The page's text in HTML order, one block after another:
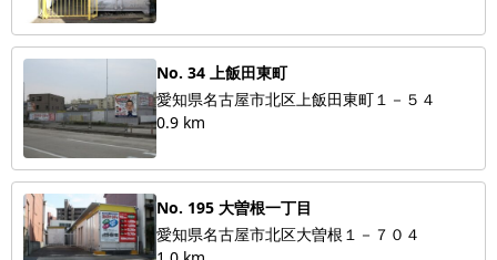
No. 34 上飯田東町
愛知県名古屋市北区上飯田東町１－５４
0.9 km
No. 195 大曽根一丁目
愛知県名古屋市北区大曽根１－７０４